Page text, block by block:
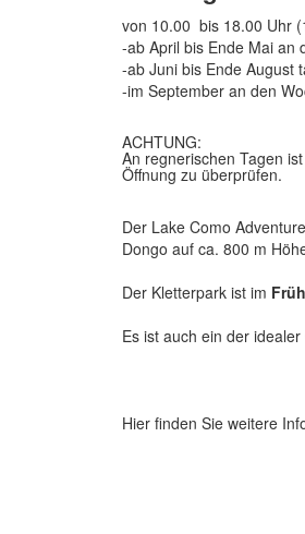
von 10.00 bis 18.00 Uhr
-ab April bis Ende Mai an
-ab Juni bis Ende August
-im September an den
ACHTUNG:
An regnerischen Tagen
Öffnung zu überprüfen.
Der Lake Como
Dongo auf ca. 800 m
Der Kletterpark ist im
Es ist auch ein der
Hier finden Sie weitere